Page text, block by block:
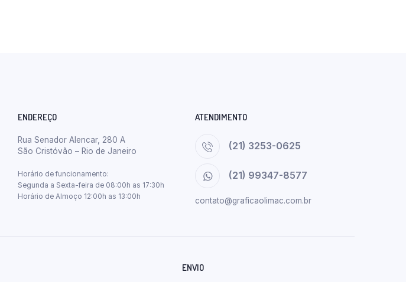
ENDEREÇO
Rua Senador Alencar, 280 A
São Cristóvão – Rio de Janeiro
Horário de funcionamento:
Segunda a Sexta-feira de 08:00h as 17:30h
Horário de Almoço 12:00h as 13:00h
ATENDIMENTO
(21) 3253-0625
(21) 99347-8577
contato@graficaolimac.com.br
ENVIO